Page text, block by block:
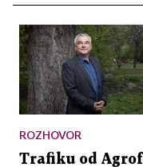
ROZHOVOR
Trafiku od